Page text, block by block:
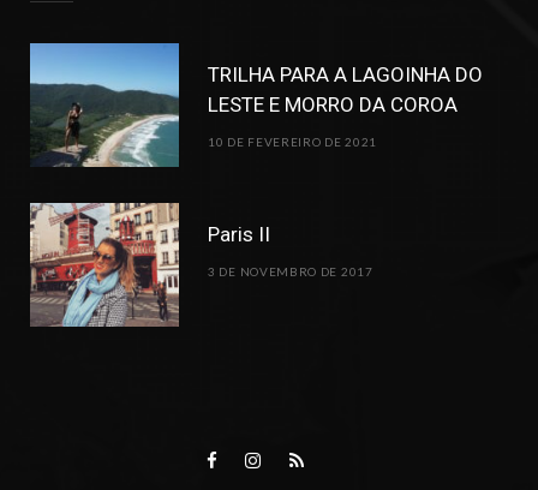
TRILHA PARA A LAGOINHA DO
LESTE E MORRO DA COROA
10 DE FEVEREIRO DE 2021
Paris II
3 DE NOVEMBRO DE 2017